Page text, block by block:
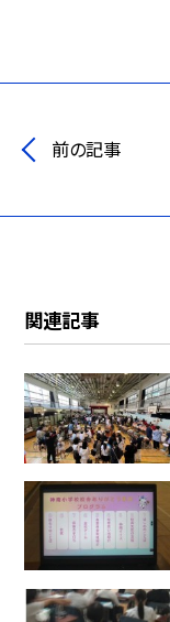
前の記事
関連記事